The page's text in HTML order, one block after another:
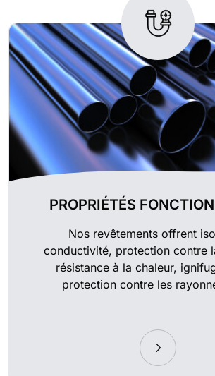
PROPRIÉTÉS
Nos revêtements offrent
conductivité, protection contre
résistance à la chaleur,
protection contre les